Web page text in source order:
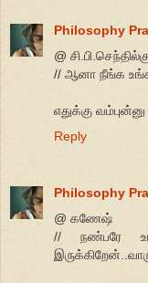
Philosophy
@
// ஆனா நீங்க
எதுக்கு
Reply
Philosophy
@ கணேஷ்
// நண்பரே